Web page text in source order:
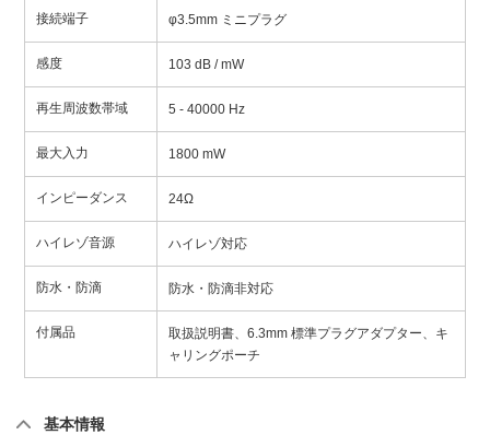
接続端子 φ3.5mm ミニプラグ
感度 103 dB / mW
再生周波数帯域 5 - 40000 Hz
最大入力 1800 mW
インピーダンス 24Ω
ハイレゾ音源 ハイレゾ対応
防水・防滴 防水・防滴非対応
付属品
取扱説明書、6.3mm 標準プラグアダプター、キ
ャリングポーチ
基本情報